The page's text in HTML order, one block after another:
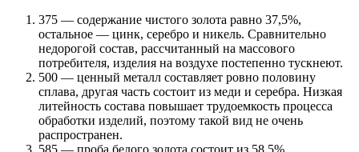
375 — содержание чистого золота равно 37,5%,
остальное — цинк, серебро и никель. Сравнительно
недорогой состав, рассчитанный на массового
потребителя, изделия на воздухе постепенно тускнеют.
500 — ценный металл составляет ровно половину
сплава, другая часть состоит из меди и серебра. Низкая
литейность состава повышает трудоемкость процесса
обработки изделий, поэтому такой вид не очень
распространен.
585 — проба белого золота состоит из 58,5%